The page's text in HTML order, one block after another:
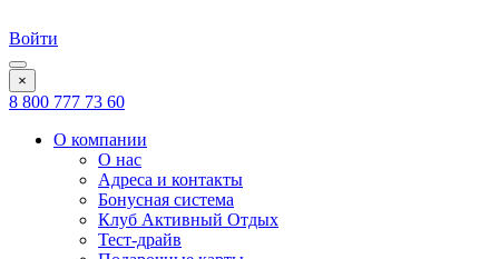
Войти
×
8 800 777 73 60
О компании
О нас
Адреса и контакты
Бонусная система
Клуб Активный Отдых
Тест-драйв